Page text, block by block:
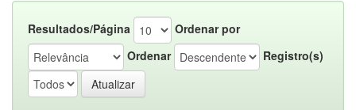
Resultados/Página
Ordenar por
Ordenar
Registro(s)